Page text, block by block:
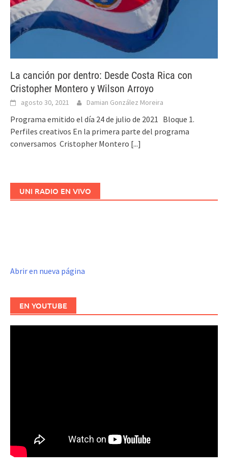
La canción por dentro: Desde Costa Rica con
Cristopher Montero y Wilson Arroyo
agosto 30, 2021 Damian González Moreira
Programa emitido el día 24 de julio de 2021 Bloque 1.
Perfiles creativos En la primera parte del programa
conversamos Cristopher Montero [...]
UNI RADIO EN VIVO
Abrir en nueva página
EN YOUTUBE